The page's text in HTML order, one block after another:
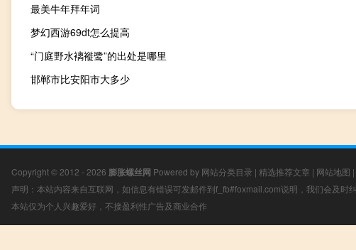
最美牛年拜年词
梦幻西游69dt怎么提高
“门庭野水褵褷鹭”的出处是哪里
邯郸市比安阳市大多少
Copyright © 2012 - 2026 膨胀螺丝网 Powered by 网站分类目录 | 精选推荐文章 | 网站地图 |
声明：本站内容来自互联网，如信息有错误可发邮件到f_fb#foxmail.com说明，我们会及时
本站仅为个人兴趣爱好，不接盈利性广告及商业合作